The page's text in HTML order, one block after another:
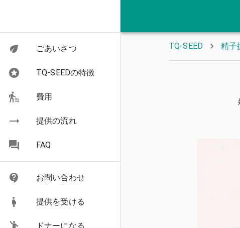
ごあいさつ
TQ-SEEDの特徴
費用
提供の流れ
FAQ
お問い合わせ
提供を受ける
ドナーになる
TQ-SEED 精子